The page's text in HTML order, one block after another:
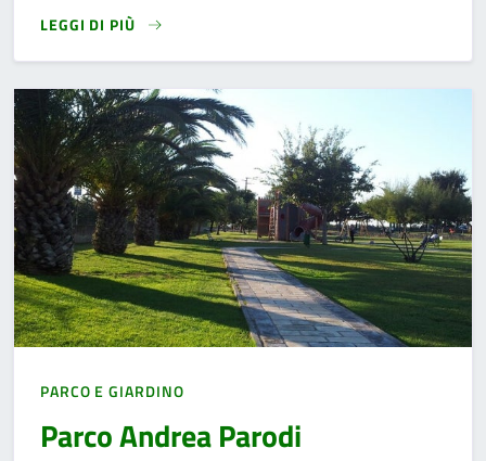
LEGGI DI PIÙ
READ MORE
PARCO E GIARDINO
Parco Andrea Parodi